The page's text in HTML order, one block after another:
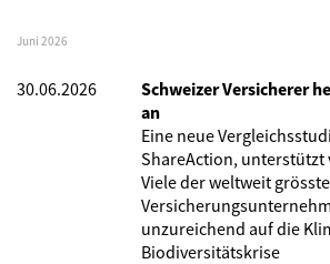
Juni 2026
30.06.2026
Schweizer Versicherer
an
Eine neue
ShareAction, unterstützt
Viele der weltweit
unzureichend auf die
Biodiversitätskrise